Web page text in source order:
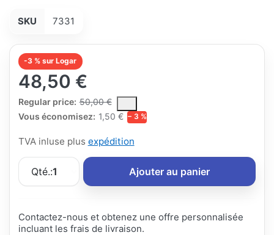
SKU 7331
-3 % sur Logar
48,50 €
Regular price: 50,00 €
The Regular Price is the median selling price paid by
Vous économisez: 1,50 € − 3 %
TVA inluse plus expédition
Qté.:1 Ajouter au panier
Contactez-nous et obtenez une offre personnalisée
incluant les frais de livraison.